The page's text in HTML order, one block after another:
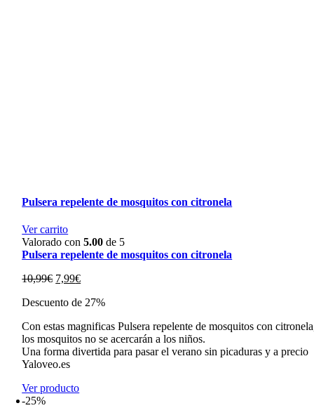
Pulsera repelente de mosquitos con citronela
Ver carrito
Valorado con5.00 de 5
Pulsera repelente de mosquitos con citronela
10,99€ El
original
10,99€.
7,99€El
actual
7,99€.
Descuento de 27%
Con estas magnificas Pulsera repelente de mosquitos con
los mosquitos no se acercarán a los niños.
Una forma divertida para pasar el verano sin picaduras y a precio
Yaloveo.es
Ver producto
-25%